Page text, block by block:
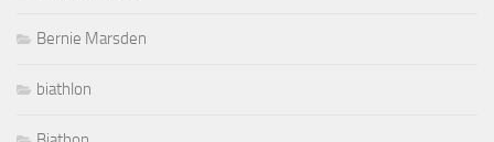
Bernie Marsden
biathlon